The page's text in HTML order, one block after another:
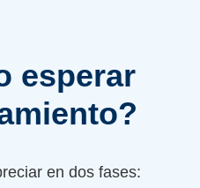
esperar
en dos fases: